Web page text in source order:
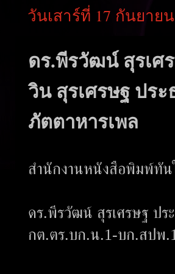
วันเสาร์ที่ 17 กันยาย
ดร.พีรวัฒน์ สุรเศ
วิน สุรเศรษฐ ปร
ภัตตาหารเพล
สำนักงานหนังสือพิมพ์ทัน
ดร.พีรวัฒน์ สุรเศรษฐ ปร
กต.ตร.บก.น.1-บก.สปพ